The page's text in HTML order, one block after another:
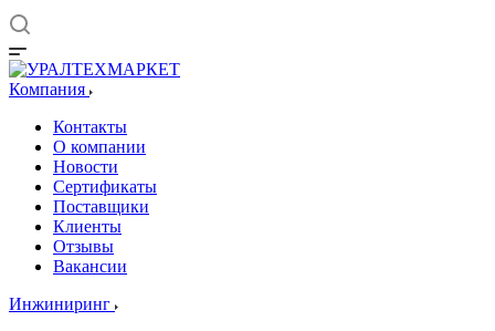
Компания
Контакты
О компании
Новости
Сертификаты
Поставщики
Клиенты
Отзывы
Вакансии
Инжиниринг